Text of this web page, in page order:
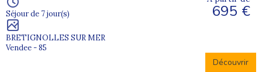
Séjour de 7 jour(s)
BRETIGNOLLES SUR MER
Vendee - 85
695 €
Découvrir